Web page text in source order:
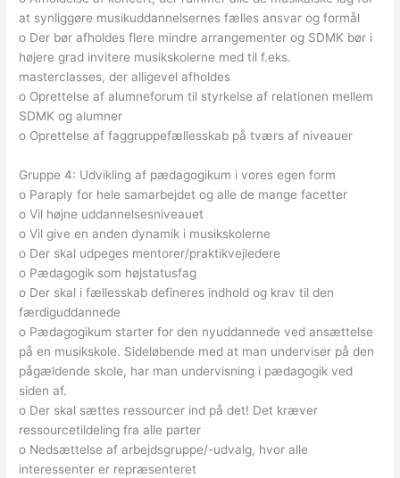
at synliggøre musikuddannelsernes fælles ansvar og formål
o Der bør afholdes flere mindre arrangementer og SDMK bør i
højere grad invitere musikskolerne med til f.eks.
masterclasses, der alligevel afholdes
o Oprettelse af alumneforum til styrkelse af relationen mellem
SDMK og alumner
o Oprettelse af faggruppefællesskab på tværs af niveauer
Gruppe 4: Udvikling af pædagogikum i vores egen form
o Paraply for hele samarbejdet og alle de mange facetter
o Vil højne uddannelsesniveauet
o Vil give en anden dynamik i musikskolerne
o Der skal udpeges mentorer/praktikvejledere
o Pædagogik som højstatusfag
o Der skal i fællesskab defineres indhold og krav til den
færdiguddannede
o Pædagogikum starter for den nyuddannede ved ansættelse
på en musikskole. Sideløbende med at man underviser på den
pågældende skole, har man undervisning i pædagogik ved
siden af.
o Der skal sættes ressourcer ind på det! Det kræver
ressourcetildeling fra alle parter
o Nedsættelse af arbejdsgruppe/-udvalg, hvor alle
interessenter er repræsenteret